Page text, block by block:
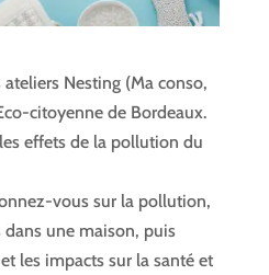
ateliers Nesting (Ma conso,
citoyenne de Bordeaux.
effets de la pollution du
vous sur la pollution,
une maison, puis
les impacts sur la santé et